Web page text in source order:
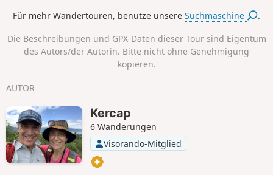
Muss, wenn Sie in der Nähe von Stavanger sind. Die Klippe
einen wunderschönen Ausblick.
Für mehr Wandertouren, benutze unsereSuchmaschine .
Die Beschreibungen und GPX-Daten dieser Tour sind Eigentum
des Autors/der Autorin. Bitte nicht ohne Genehmigung
kopieren.
AUTOR
Kercap
6 Wanderungen
Visorando-Mitglied